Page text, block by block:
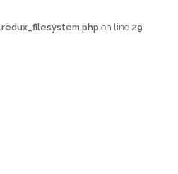
on line 29